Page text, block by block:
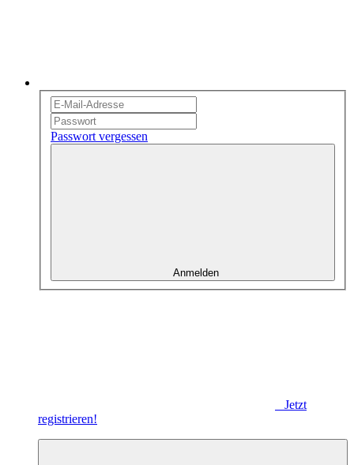
Passwort vergessen
Anmelden
Jetzt
registrieren!